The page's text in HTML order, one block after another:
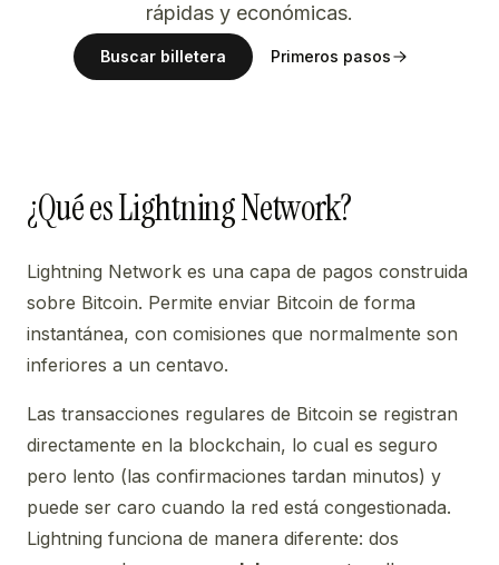
rápidas y económicas.
Buscar billetera Primeros pasos
¿Qué es Lightning Network?
Lightning Network es una capa de pagos construida
sobre Bitcoin. Permite enviar Bitcoin de forma
instantánea, con comisiones que normalmente son
inferiores a un centavo.
Las transacciones regulares de Bitcoin se registran
directamente en la blockchain, lo cual es seguro
pero lento (las confirmaciones tardan minutos) y
puede ser caro cuando la red está congestionada.
Lightning funciona de manera diferente: dos